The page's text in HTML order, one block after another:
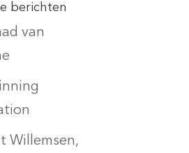
berichten
van
Willemsen,